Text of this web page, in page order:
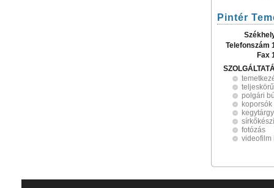
Pintér
Telefonszám
Fax
polgári
koporsók
fotózás
videofilm